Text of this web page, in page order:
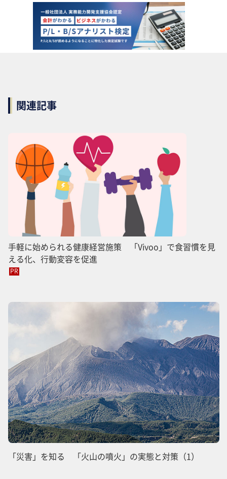
関連記事
手軽に始められる健康経営施策 「Vivoo」で食習慣を見
える化、行動変容を促進
PR
「災害」を知る 「火山の噴火」の実態と対策（1）